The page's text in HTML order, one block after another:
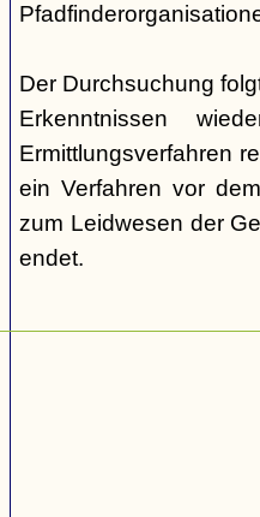
Der Durchsuchung
Erkenntnissen
Ermittlungsverfahren
ein Verfahren vor
zum Leidwesen der
endet.